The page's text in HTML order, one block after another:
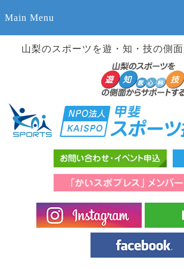
Main Menu
山梨のスポーツを遊・知・技の側